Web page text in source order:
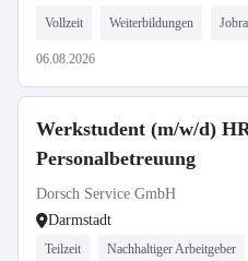
Vollzeit Weiterbildungen
06.08.2026
Werkstudent (m/w/d)
Personalbetreuung
Dorsch Service GmbH
Darmstadt
Teilzeit Nachhaltiger Arbeitgeber